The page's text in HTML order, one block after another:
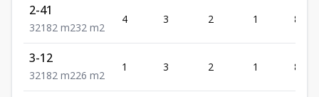
2-41
321 82 m232 m2
4 3 2 1 82
3-12
321 82 m226 m2
1 3 2 1 82